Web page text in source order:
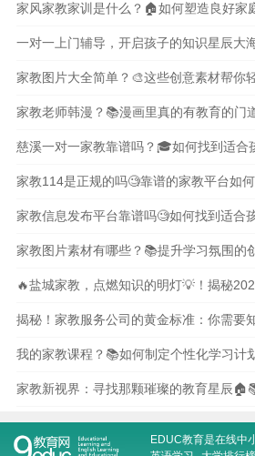
家风家教家训是什么？🏠如何塑造良好家
一对一上门辅导，开启孩子的知识星辰大
家教图片大全简单？🎨这些创意素材帮你
家教老师韩漫？📚漫画里真的有教育的门
慈溪一对一家教靠谱吗？🎓如何找到适合
家教114是正规的吗🧐靠谱的家教平台如
家教信息发布平台靠谱吗🧐如何找到适合
家教图片素材有哪些？📚提升学习氛围的
🔥盐城家教，点燃知识的明灯💡！揭秘
揭秘！家教服务公司的黄金标准：你需要
我的家教课程？📚如何制定个性化学习计
家教新视界：寻找那颗璀璨的教育星辰
EDUC教育是在线中